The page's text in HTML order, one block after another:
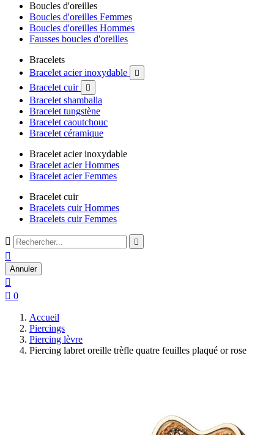
Boucles d'oreilles
Boucles d'oreilles Femmes
Boucles d'oreilles Hommes
Fausses boucles d'oreilles
Bracelets
Bracelet acier inoxydable

Bracelet cuir 
Bracelet shamballa
Bracelet tungstène
Bracelet caoutchouc
Bracelet céramique
Bracelet acier inoxydable
Bracelet acier Hommes
Bracelet acier Femmes
Bracelet cuir
Bracelets cuir Hommes
Bracelets cuir Femmes
 

Annuler

 0
Accueil
Piercings
Piercing lèvre
Piercing labret oreille trèfle quatre feuilles plaqué or rose